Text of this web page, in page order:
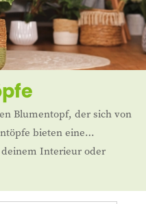
Blumentopf, der sich von
bieten eine
Interieur oder
Dank ihrer sanften,
zu modernen sowie